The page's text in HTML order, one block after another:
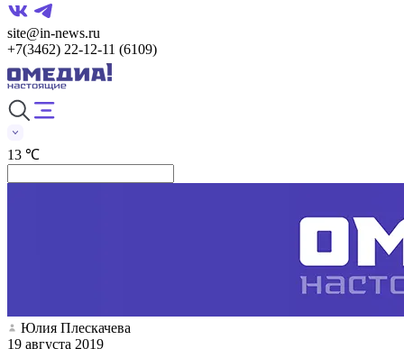
site@in-news.ru
+7(3462) 22-12-11 (6109)
13 ℃
Юлия Плескачева
19 августа 2019